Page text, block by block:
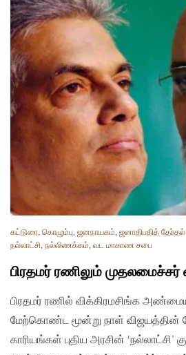
கட்டுரை, கொழும்பு, ஜனநாயகம், ஜனாதிபதித்
நல்லாட்சி, நல்லிணக்கம், வட மாகாண சபை
பிரதமர் ரணிலும்
பிரதமர் ரணில் விக்கிரமசிங்க
மேற்கொண்ட மூன்று நாள் விஜயத்தின்
காரியங்கள் புதிய அரசின் ‘நல்லாட்சி’